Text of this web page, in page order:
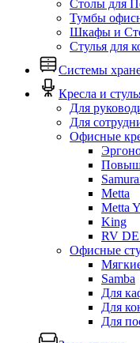
Столы для
Тумбы
Шкафы и
Стулья для
Системы
Кресла и
Для
Для
Офисные
Metta
Metta
King
RV
Офисные
Samba
Для
Для
Для